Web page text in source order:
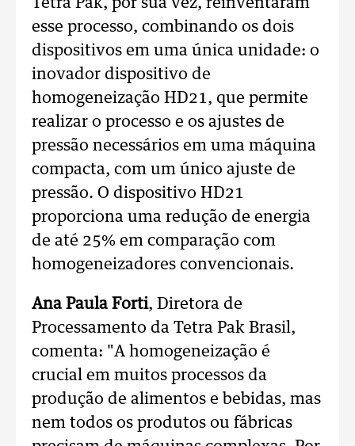
Tetra Pak, por sua vez, reinventaram
esse processo, combinando os dois
dispositivos em uma única unidade: o
inovador dispositivo de
homogeneização HD21, que permite
realizar o processo e os ajustes de
pressão necessários em uma máquina
compacta, com um único ajuste de
pressão. O dispositivo HD21
proporciona uma redução de energia
de até 25% em comparação com
homogeneizadores convencionais.
Ana Paula Forti, Diretora de
Processamento da Tetra Pak Brasil,
comenta: "A homogeneização é
crucial em muitos processos da
produção de alimentos e bebidas, mas
nem todos os produtos ou fábricas